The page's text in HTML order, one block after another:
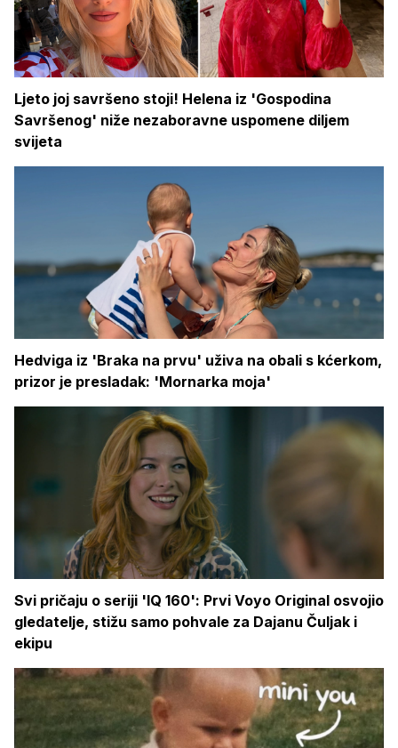
Ljeto joj savršeno stoji! Helena iz 'Gospodina
Savršenog' niže nezaboravne uspomene diljem
svijeta
Hedviga iz 'Braka na prvu' uživa na obali s kćerkom,
prizor je presladak: 'Mornarka moja'
Svi pričaju o seriji 'IQ 160': Prvi Voyo Original osvojio
gledatelje, stižu samo pohvale za Dajanu Čuljak i
ekipu